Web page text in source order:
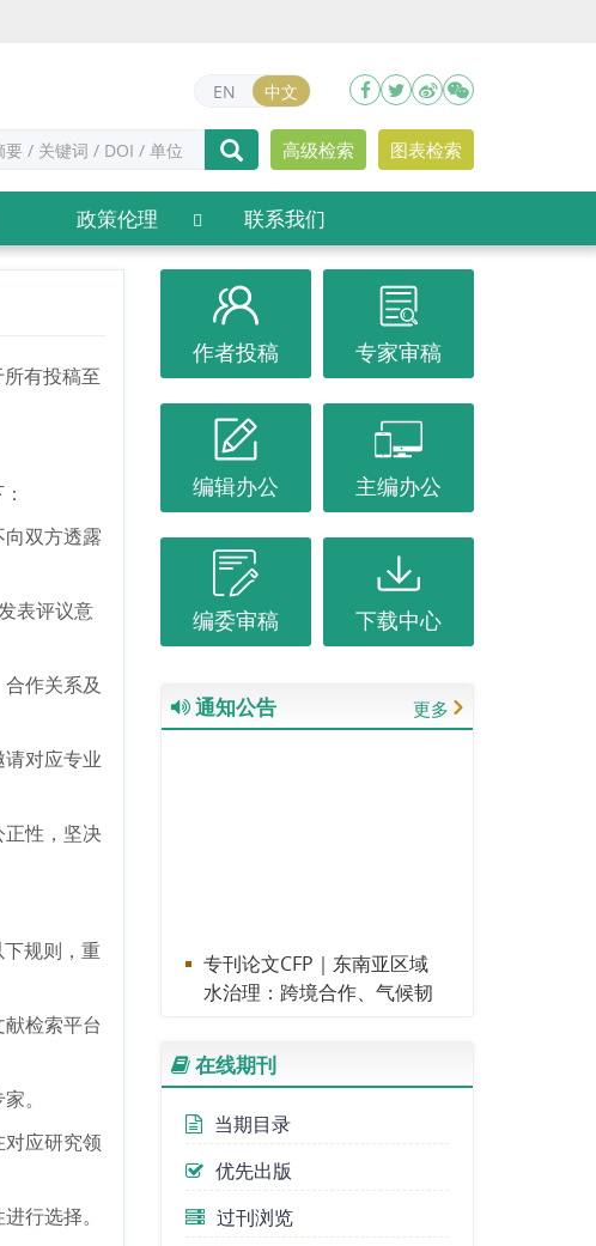
EN 中文
图表检索
高级检索
政策伦理 联系我们
有投稿至
双方透露
表评议意
作关系及
对应专业
性，坚决
规则，重
检索平台
。
应研究领
行选择。
作者投稿 专家审稿
编辑办公 主编办公
编委审稿 下载中心
通知公告 更多
专刊论文CFP｜东南亚区域
水治理：跨境合作、气候韧
专刊论文CFP｜中国行为地
9月30日）
专刊论文CFP｜人口回流与
乡村振兴：理论与实践 （截
止日期：2026年07月01日）
在线期刊
当期目录
优先出版
过刊浏览